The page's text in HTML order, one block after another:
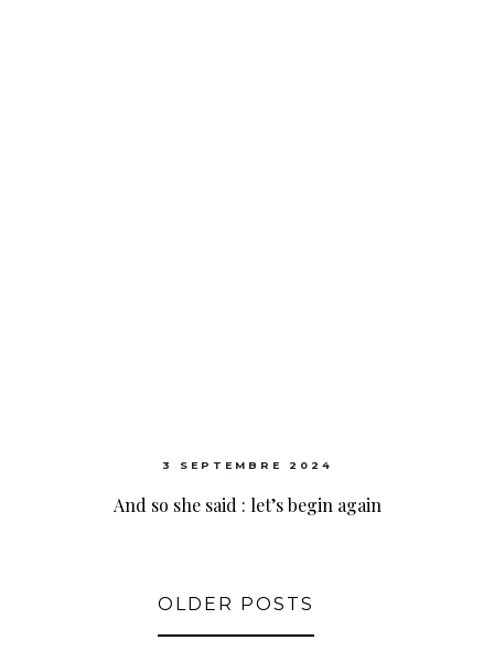
3 SEPTEMBRE 2024
And so she said : let’s begin again
OLDER POSTS